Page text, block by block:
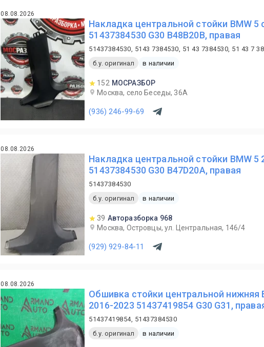
08.08.2026
Накладка центральной стойки BMW 5
51437384530 G30 B48B20B, правая
51437384530, 5143 7384530, 51 43 7384530, 51 43 7
б.у. оригинал
в наличии
152 МОСРАЗБОР
Москва, село Беседы, 36А
(936) 246-99-69
08.08.2026
Накладка центральной стойки BMW 5
51437384530 G30 B47D20A, правая
51437384530
б.у. оригинал
в наличии
39 Авторазборка 968
Москва, Островцы, ул. Центральная, 146/4
(929) 929-84-11
08.08.2026
Обшивка стойки центральной нижняя
2016-2023 51437419854 G30 G31,
51437419854, 51437384530
б.у. оригинал
в наличии